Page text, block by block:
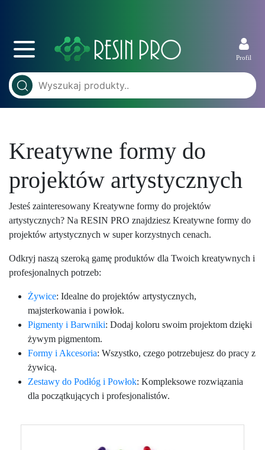
Profil
Kreatywne formy do
projektów artystycznych
Jesteś zainteresowany Kreatywne formy do projektów
artystycznych? Na RESIN PRO znajdziesz Kreatywne formy do
projektów artystycznych w super korzystnych cenach.
Odkryj naszą szeroką gamę produktów dla Twoich kreatywnych i
profesjonalnych potrzeb:
Żywice: Idealne do projektów artystycznych,
majsterkowania i powłok.
Pigmenty i Barwniki: Dodaj koloru swoim projektom dzięki
żywym pigmentom.
Formy i Akcesoria: Wszystko, czego potrzebujesz do pracy z
żywicą.
Zestawy do Podłóg i Powłok: Kompleksowe rozwiązania
dla początkujących i profesjonalistów.